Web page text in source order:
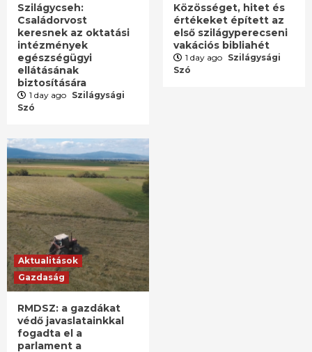
Szilágycseh:
Családorvost
keresnek az oktatási
intézmények
egészségügyi
ellátásának
biztosítására
1 day ago Szilágysági
Szó
Közösséget, hitet és
értékeket épített az
első szilágyperecseni
vakációs bibliahét
1 day ago Szilágysági
Szó
Aktualitások
Gazdaság
RMDSZ: a gazdákat
védő javaslatainkkal
fogadta el a
parlament a